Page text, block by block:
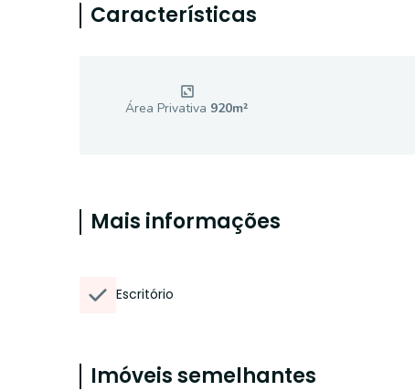
Características
Área Privativa 920m²
Mais informações
Escritório
Imóveis semelhantes